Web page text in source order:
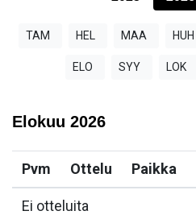
TAM HEL MAA HUH
ELO SYY LOK
Elokuu 2026
Pvm Ottelu Paikka
Ei otteluita